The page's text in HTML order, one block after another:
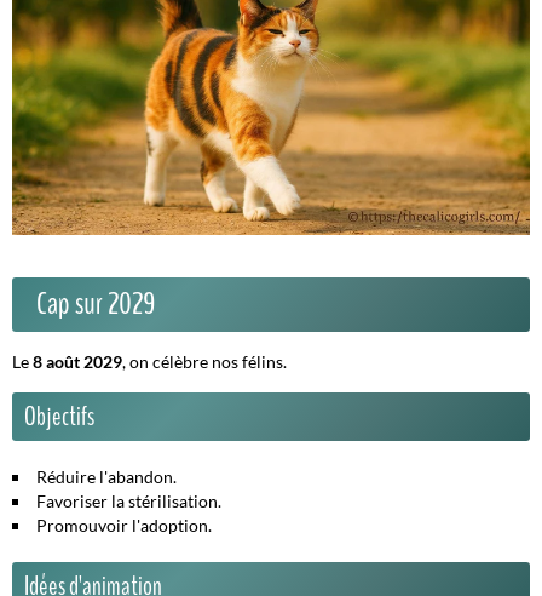
Cap sur 2029
Le8 août 2029, on célèbre nos félins.
Objectifs
Réduire l'abandon.
Favoriser la stérilisation.
Promouvoir l'adoption.
Idées d'animation